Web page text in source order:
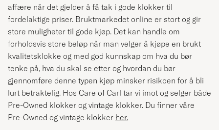
affære når det gjelder å få tak i gode klokker til
fordelaktige priser. Bruktmarkedet online er stort og gir
store muligheter til gode kjøp. Det kan handle om
forholdsvis store beløp når man velger å kjøpe en brukt
kvalitetsklokke og med god kunnskap om hva du bør
tenke på, hva du skal se etter og hvordan du bør
gjennomføre denne typen kjøp minsker risikoen for å bli
lurt betraktelig. Hos Care of Carl tar vi imot og selger både
Pre-Owned klokker og vintage klokker. Du finner våre
Pre-Owned og vintage klokker her.